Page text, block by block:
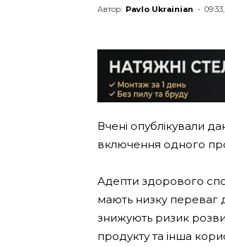
Автор: Pavlo Ukrainian -
Вчені опублікували
включення одного
Адепти здорового
мають низку переваг
знижують ризик
продукту та інша